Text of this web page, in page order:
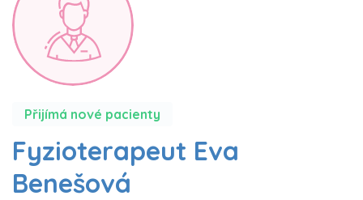
Přijímá nové pacienty
Fyzioterapeut Eva
Benešová